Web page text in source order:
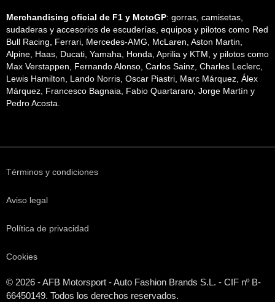
Merchandising oficial de F1 y MotoGP: gorras, camisetas,
sudaderas y accesorios de escuderías, equipos y pilotos como Red
Bull Racing, Ferrari, Mercedes-AMG, McLaren, Aston Martin,
Alpine, Haas, Ducati, Yamaha, Honda, Aprilia y KTM, y pilotos como
Max Verstappen, Fernando Alonso, Carlos Sainz, Charles Leclerc,
Lewis Hamilton, Lando Norris, Oscar Piastri, Marc Márquez, Álex
Márquez, Francesco Bagnaia, Fabio Quartararo, Jorge Martín y
Pedro Acosta.
Términos y condiciones
Aviso legal
Política de privacidad
Cookies
© 2026 - AFB Motorsport - Auto Fashion Brands S.L. - CIF nº B-
66450149. Todos los derechos reservados.